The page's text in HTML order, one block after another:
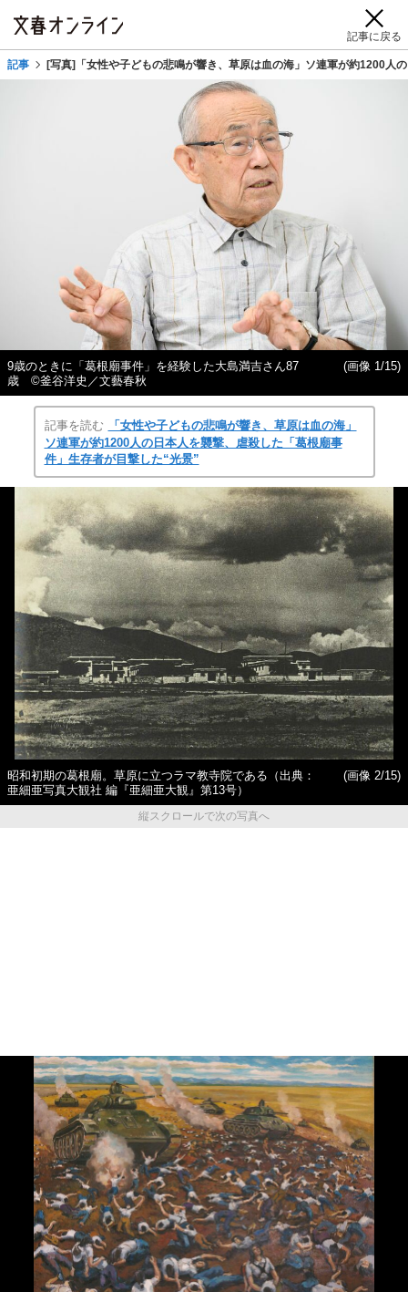
記事に戻る
記事 [写真]「女性や子どもの悲鳴が響き、草原は血の海」ソ連軍が約1200人
9歳のときに「葛根廟事件」を経験した大島満吉さん87
歳 ©釜谷洋史／文藝春秋
(画像 1/15)
記事を読む
「女性や子どもの悲鳴が響き、草原は血の海」
ソ連軍が約1200人の日本人を襲撃、虐殺した「葛根廟事
件」生存者が目撃した“光景”
昭和初期の葛根廟。草原に立つラマ教寺院である（出典：
亜細亜写真大観社 編『亜細亜大観』第13号）
(画像 2/15)
縦スクロールで次の写真へ